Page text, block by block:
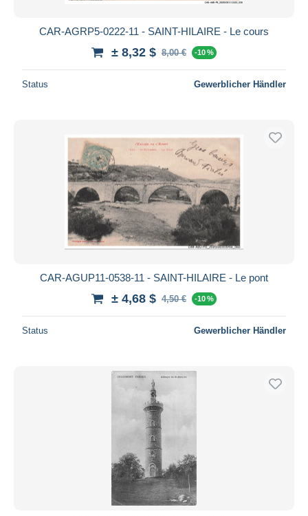
CAR-AGRP5-0222-11 - SAINT-HILAIRE - Le cours
± 8,32 $ 8,00 € -10 %
Status Gewerblicher Händler
CAR-AGUP11-0538-11 - SAINT-HILAIRE - Le pont
± 4,68 $ 4,50 € -10 %
Status Gewerblicher Händler